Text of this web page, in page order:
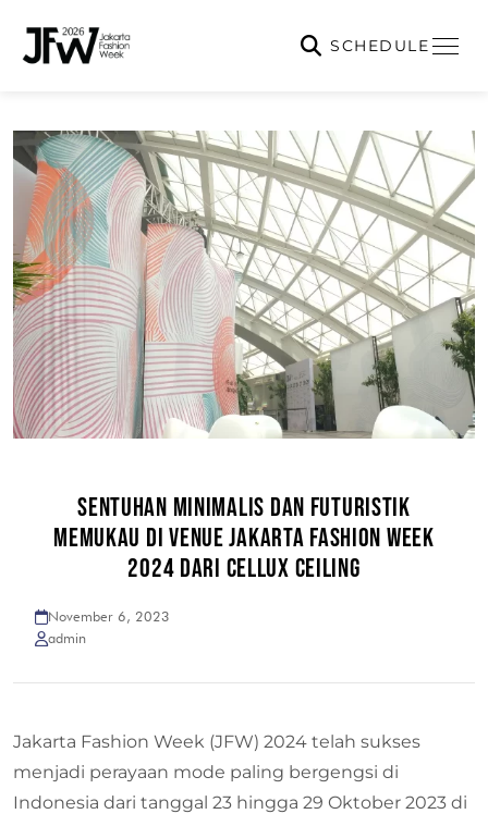
SCHEDULE
SENTUHAN MINIMALIS DAN FUTURISTIK
MEMUKAU DI VENUE JAKARTA FASHION WEEK
2024 DARI CELLUX CEILING
November 6, 2023
admin
Jakarta Fashion Week (JFW) 2024 telah sukses
menjadi perayaan mode paling bergengsi di
Indonesia dari tanggal 23 hingga 29 Oktober 2023 di